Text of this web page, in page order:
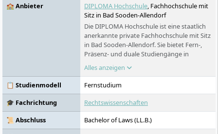
🏫 Anbieter DIPLOMA Hochschule, Fachhochschule mit
Sitz in Bad Sooden-Allendorf
Die DIPLOMA Hochschule ist eine staatlich
anerkannte private Fachhochschule mit Sitz
in Bad Sooden-Allendorf. Sie bietet Fern-,
Präsenz- und duale Studiengänge in
Gesundheit, Psychologie, Sozialem,
Wirtschaft, Technik und Gestaltung. Das
Fernstudium verbindet selbstständiges
Live-Seminaren. Präsenzstudierende lernen
Alles anzeigen
📋 Studienmodell
Fernstudium
🎓 Fachrichtung
Rechtswissenschaften
📜 Abschluss
Bachelor of Laws (LL.B.)